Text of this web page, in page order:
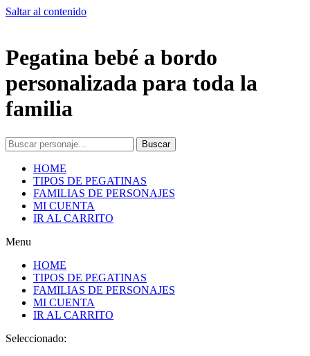
Saltar al contenido
Pegatina bebé a bordo
personalizada para toda la
familia
Buscar
HOME
TIPOS DE PEGATINAS
FAMILIAS DE PERSONAJES
MI CUENTA
IR AL CARRITO
Menu
HOME
TIPOS DE PEGATINAS
FAMILIAS DE PERSONAJES
MI CUENTA
IR AL CARRITO
Seleccionado: